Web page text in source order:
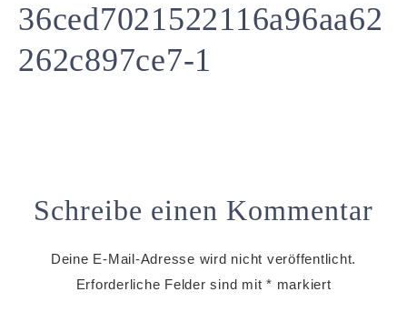
36ced7021522116a96aa62
262c897ce7-1
Schreibe einen Kommentar
Deine E-Mail-Adresse wird nicht veröffentlicht.
Erforderliche Felder sind mit * markiert